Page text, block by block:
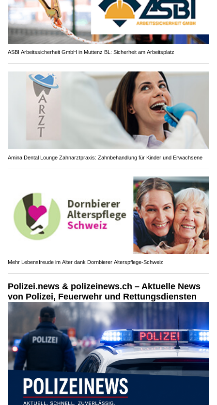
ASBI Arbeitssicherheit GmbH in Muttenz BL: Sicherheit am Arbeitsplatz
Amina Dental Lounge Zahnarztpraxis: Zahnbehandlung für Kinder und Erwachsene
Mehr Lebensfreude im Alter dank Dornbierer Alterspflege-Schweiz
Polizei.news & polizeinews.ch – Aktuelle News
von Polizei, Feuerwehr und Rettungsdiensten